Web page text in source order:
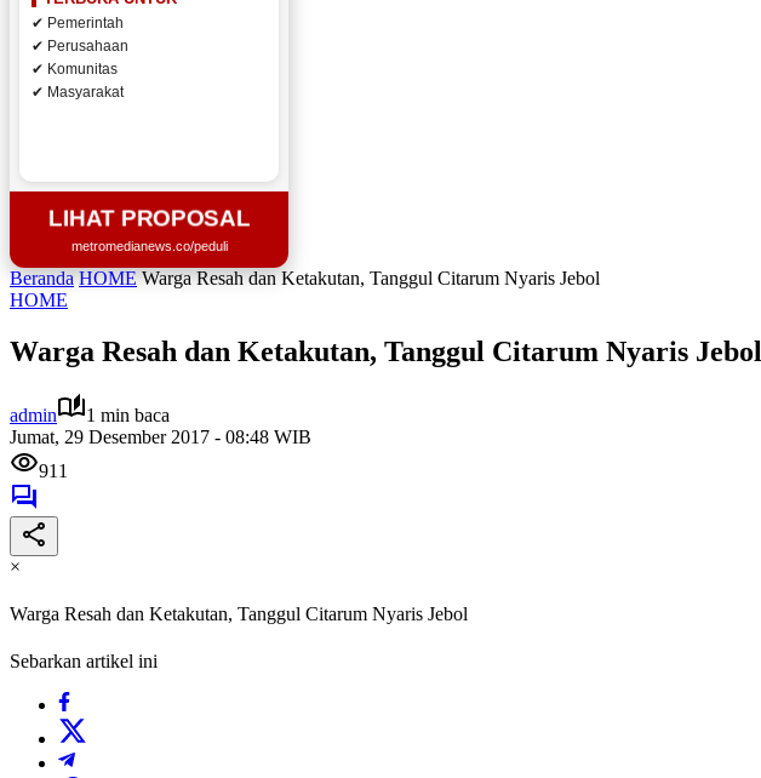
✔ Pemerintah
✔ Perusahaan
✔ Komunitas
✔ Masyarakat
LIHAT PROPOSAL
metromedianews.co/peduli
Beranda HOME Warga Resah dan Ketakutan, Tanggul Citarum Nyaris Jebol
HOME
Warga Resah dan Ketakutan, Tanggul Citarum Nyaris Jebol
admin
1 min baca
Jumat, 29 Desember 2017 - 08:48 WIB
911
×
Warga Resah dan Ketakutan, Tanggul Citarum Nyaris Jebol
Sebarkan artikel ini